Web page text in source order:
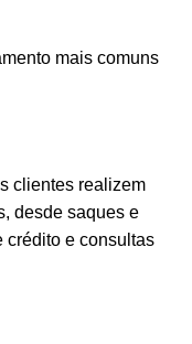
mais comuns
clientes realizem
desde saques e
crédito e consultas